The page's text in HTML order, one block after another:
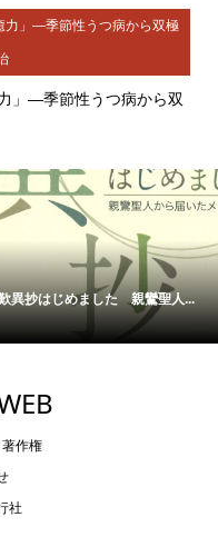
力」―季節性うつ病から双極
」―季節性うつ病から双
歎異抄はじめました 親鸞聖人...
作権
社